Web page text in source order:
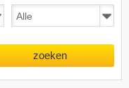
zoeken